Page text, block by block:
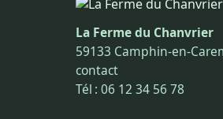
La Ferme du Chanvrier
59133 Camphin-en-
contact
Tél : 06 12 34 56 78